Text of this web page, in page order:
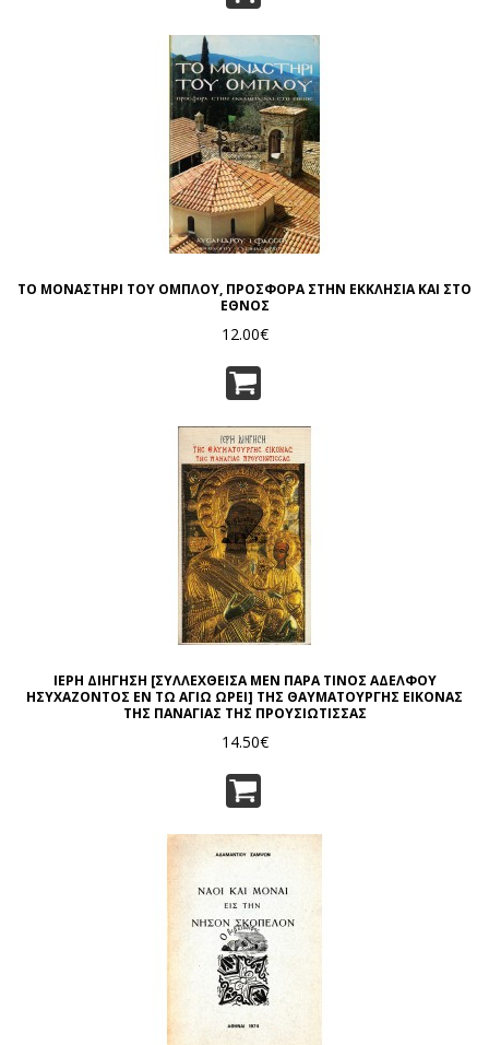
ΤΟ ΜΟΝΑΣΤΗΡΙ ΤΟΥ ΟΜΠΛΟΥ, ΠΡΟΣΦΟΡΑ ΣΤΗΝ ΕΚΚΛΗΣΙΑ ΚΑΙ ΣΤΟ
ΕΘΝΟΣ
12.00€
ΙΕΡΗ ΔΙΗΓΗΣΗ [ΣΥΛΛΕΧΘΕΙΣΑ ΜΕΝ ΠΑΡΑ ΤΙΝΟΣ ΑΔΕΛΦΟΥ
ΗΣΥΧΑΖΟΝΤΟΣ ΕΝ ΤΩ ΑΓΙΩ ΩΡΕΙ] ΤΗΣ ΘΑΥΜΑΤΟΥΡΓΗΣ ΕΙΚΟΝΑΣ
ΤΗΣ ΠΑΝΑΓΙΑΣ ΤΗΣ ΠΡΟΥΣΙΩΤΙΣΣΑΣ
14.50€